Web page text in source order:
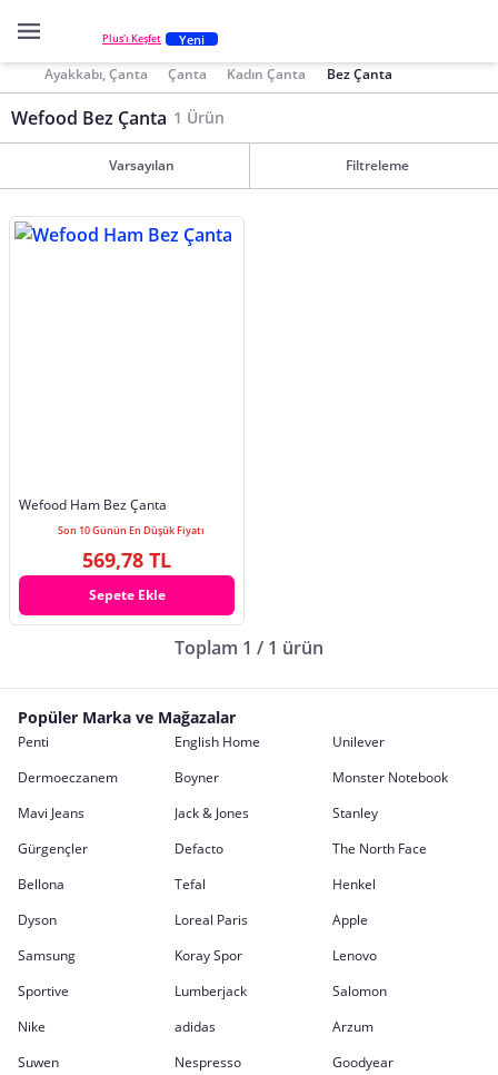
Plus'ı Keşfet Yeni
Ayakkabı, Çanta Çanta Kadın Çanta Bez Çanta
Wefood Bez Çanta 1 Ürün
Varsayılan Filtreleme
Wefood Ham Bez Çanta
Son 10 Günün En Düşük Fiyatı
569,78 TL
Sepete Ekle
Toplam 1 / 1 ürün
Popüler Marka ve Mağazalar
Penti English Home
Unilever
Dermoeczanem
Boyner
Monster Notebook
Mavi Jeans
Jack & Jones
Stanley
Gürgençler
Defacto
The North Face
Bellona
Tefal
Henkel
Dyson
Loreal Paris
Apple
Samsung
Koray Spor
Lenovo
Sportive
Lumberjack
Salomon
Nike
adidas
Arzum
Suwen
Nespresso Goodyear